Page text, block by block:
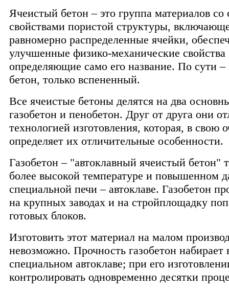
Ячеистый бетон – это группа материалов
свойствами пористой структуры,
равномерно распределенные ячейки,
улучшенные физико-механические свойства
определяющие само его название. По сути –
бетон, только вспененный.
Все ячеистые бетоны делятся на два
газобетон и пенобетон. Друг от друга они
технологией изготовления, которая, в свою
определяет их отличительные особенности.
Газобетон – "автоклавный ячеистый бетон"
более высокой температуре и повышенном
специальной печи – автоклаве. Газобетон
на крупных заводах и на стройплощадку
готовых блоков.
Изготовить этот материал на малом
невозможно. Прочность газобетон набирает
специальном автоклаве; при его
контролировать одновременно десятки